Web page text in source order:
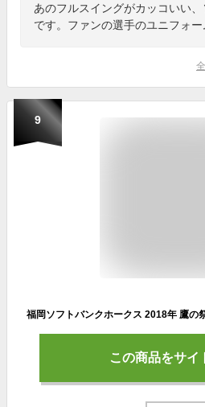
あのフルスイングがカッコいい
です。ファンの選手のユニフォー
9
福岡ソフトバンクホークス 2018年 鷹の
この商品をサイ